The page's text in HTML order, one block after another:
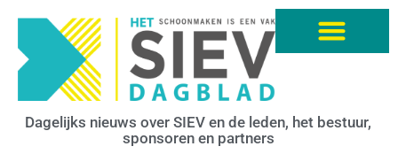
Dagelijks nieuws over SIEV en de leden, het bestuur,
sponsoren en partners